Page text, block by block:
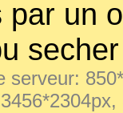
par un
serveur: